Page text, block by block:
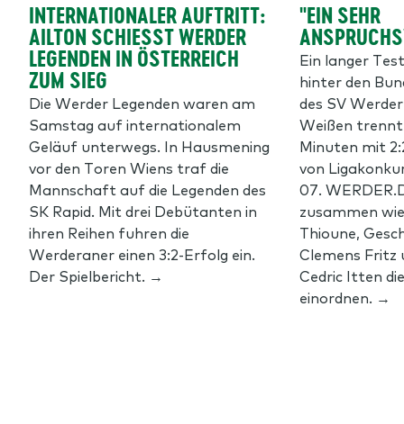
INTERNATIONALER AUFTRITT:
AILTON SCHIESST WERDER L
EGENDEN IN ÖSTERREICH Z
UM SIEG
Die Werder Legenden waren am
Samstag auf internationalem
Geläuf unterwegs. In Hausmening
vor den Toren Wiens traf die
Mannschaft auf die Legenden des
SK Rapid. Mit drei Debütanten in
ihren Reihen fuhren die
Werderaner einen 3:2-Erfolg ein.
Der Spielbericht. →
"EIN SEHR
Ein langer
hinter den
des SV
Weißen
Minuten mit
von
07.
zusammen
Thioune,
Clemens
Cedric Itten
einordnen. →